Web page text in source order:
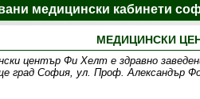
медицински кабинети
МЕДИЦИНСКИ
център Фи Хелт е здравно
град София, ул. Проф. Александър